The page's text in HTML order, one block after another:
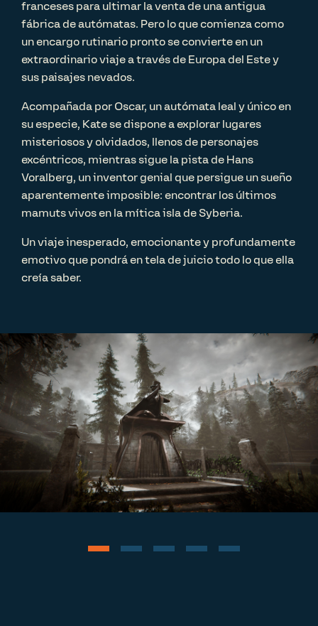
franceses para ultimar la venta de una antigua
fábrica de autómatas. Pero lo que comienza como
un encargo rutinario pronto se convierte en un
extraordinario viaje a través de Europa del Este y
sus paisajes nevados.
Acompañada por Oscar, un autómata leal y único en
su especie, Kate se dispone a explorar lugares
misteriosos y olvidados, llenos de personajes
excéntricos, mientras sigue la pista de Hans
Voralberg, un inventor genial que persigue un sueño
aparentemente imposible: encontrar los últimos
mamuts vivos en la mítica isla de Syberia.
Un viaje inesperado, emocionante y profundamente
emotivo que pondrá en tela de juicio todo lo que ella
creía saber.